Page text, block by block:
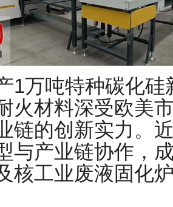
1万吨特种碳化
火材料深受欧美
链的创新实力。
与产业链协作，
核工业废液固化